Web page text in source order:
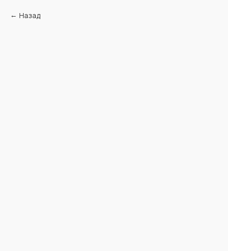
Назад